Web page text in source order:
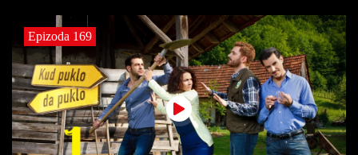
Epizoda 169